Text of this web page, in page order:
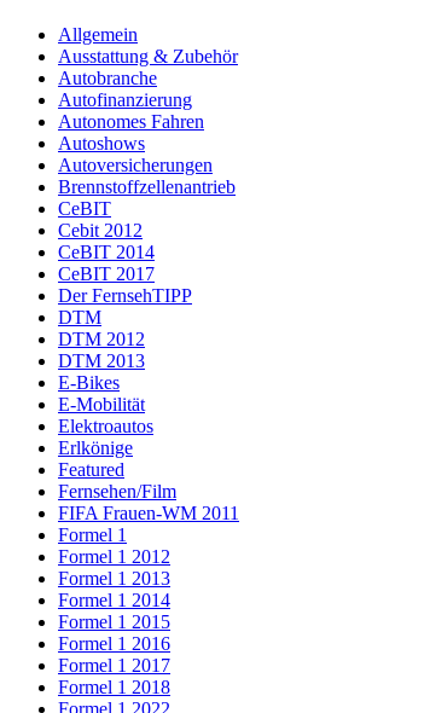
Allgemein
Ausstattung & Zubehör
Autobranche
Autofinanzierung
Autonomes Fahren
Autoshows
Autoversicherungen
Brennstoffzellenantrieb
CeBIT
Cebit 2012
CeBIT 2014
CeBIT 2017
Der FernsehTIPP
DTM
DTM 2012
DTM 2013
E-Bikes
E-Mobilität
Elektroautos
Erlkönige
Featured
Fernsehen/Film
FIFA Frauen-WM 2011
Formel 1
Formel 1 2012
Formel 1 2013
Formel 1 2014
Formel 1 2015
Formel 1 2016
Formel 1 2017
Formel 1 2018